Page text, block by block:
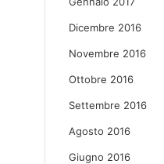
Dicembre 2016
Novembre 2016
Ottobre 2016
Settembre 2016
Agosto 2016
Giugno 2016